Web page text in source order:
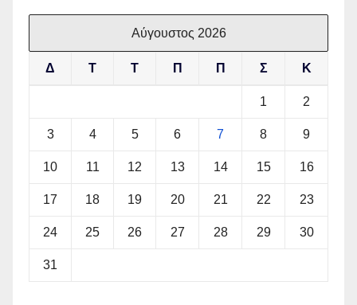
Αύγουστος 2026
Δ Τ Τ Π Π Σ Κ
1 2
3 4 5 6 7 8 9
10 11 12 13 14 15 16
17 18 19 20 21 22 23
24 25 26 27 28 29 30
31